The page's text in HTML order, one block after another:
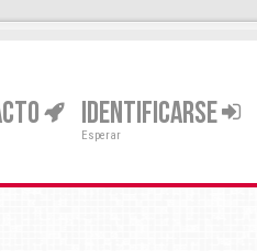
IDENTIFICARSE
Esperar